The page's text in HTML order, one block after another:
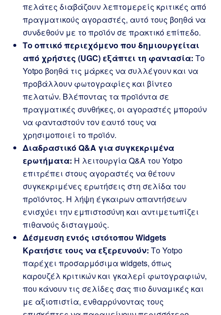
πελάτες διαβάζουν λεπτομερείς κριτικές από
πραγματικούς αγοραστές, αυτό τους βοηθά να
συνδεθούν με το προϊόν σε πρακτικό επίπεδο.
Το οπτικό περιεχόμενο που δημιουργείται
από χρήστες (UGC) εξάπτει τη φαντασία: Το
Yotpo βοηθά τις μάρκες να συλλέγουν και να
προβάλλουν φωτογραφίες και βίντεο
πελατών. Βλέποντας τα προϊόντα σε
πραγματικές συνθήκες, οι αγοραστές μπορούν
να φανταστούν τον εαυτό τους να
χρησιμοποιεί το προϊόν.
Διαδραστικό Q&A για συγκεκριμένα
ερωτήματα: Η λειτουργία Q&A του Yotpo
επιτρέπει στους αγοραστές να θέτουν
συγκεκριμένες ερωτήσεις στη σελίδα του
προϊόντος. Η λήψη έγκαιρων απαντήσεων
ενισχύει την εμπιστοσύνη και αντιμετωπίζει
πιθανούς δισταγμούς.
Δέσμευση εντός ιστότοπου Widgets
Κρατήστε τους να εξερευνούν: Το Yotpo
παρέχει προσαρμόσιμα widgets, όπως
καρουζέλ κριτικών και γκαλερί φωτογραφιών,
που κάνουν τις σελίδες σας πιο δυναμικές και
με αξιοπιστία, ενθαρρύνοντας τους